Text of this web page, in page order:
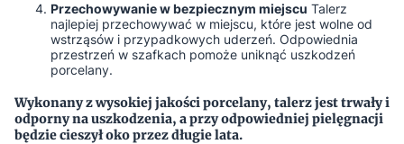
Przechowywanie w bezpiecznym miejscu Talerz
najlepiej przechowywać w miejscu, które jest wolne od
wstrząsów i przypadkowych uderzeń. Odpowiednia
przestrzeń w szafkach pomoże uniknąć uszkodzeń
porcelany.
Wykonany z wysokiej jakości porcelany, talerz jest trwały i
odporny na uszkodzenia, a przy odpowiedniej pielęgnacji
będzie cieszył oko przez długie lata.